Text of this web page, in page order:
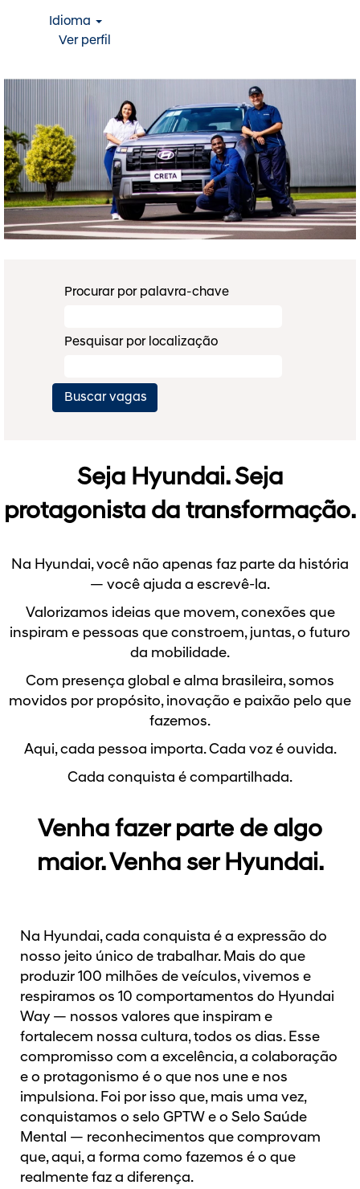
Idioma
Ver perfil
Procurar por palavra-chave
Pesquisar por localização
Seja Hyundai. Seja
protagonista da transformação.
Na Hyundai, você não apenas faz parte da história
— você ajuda a escrevê-la.
Valorizamos ideias que movem, conexões que
inspiram e pessoas que constroem, juntas, o futuro
da mobilidade.
Com presença global e alma brasileira, somos
movidos por propósito, inovação e paixão pelo que
fazemos.
Aqui, cada pessoa importa. Cada voz é ouvida.
Cada conquista é compartilhada.
Venha fazer parte de algo
maior. Venha ser Hyundai.
Na Hyundai, cada conquista é a expressão do
nosso jeito único de trabalhar. Mais do que
produzir 100 milhões de veículos, vivemos e
respiramos os 10 comportamentos do Hyundai
Way — nossos valores que inspiram e
fortalecem nossa cultura, todos os dias. Esse
compromisso com a excelência, a colaboração
e o protagonismo é o que nos une e nos
impulsiona. Foi por isso que, mais uma vez,
conquistamos o selo GPTW e o Selo Saúde
Mental — reconhecimentos que comprovam
que, aqui, a forma como fazemos é o que
realmente faz a diferença.​